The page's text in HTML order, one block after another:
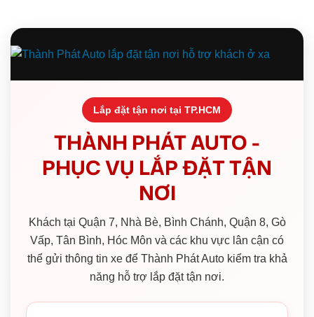
Lắp đặt tận nơi tại TP.HCM
THÀNH PHÁT AUTO -
PHỤC VỤ LẮP ĐẶT TẬN
NƠI
Khách tại Quận 7, Nhà Bè, Bình Chánh, Quận 8, Gò
Vấp, Tân Bình, Hóc Môn và các khu vực lân cận có
thể gửi thông tin xe để Thành Phát Auto kiểm tra khả
năng hỗ trợ lắp đặt tận nơi.